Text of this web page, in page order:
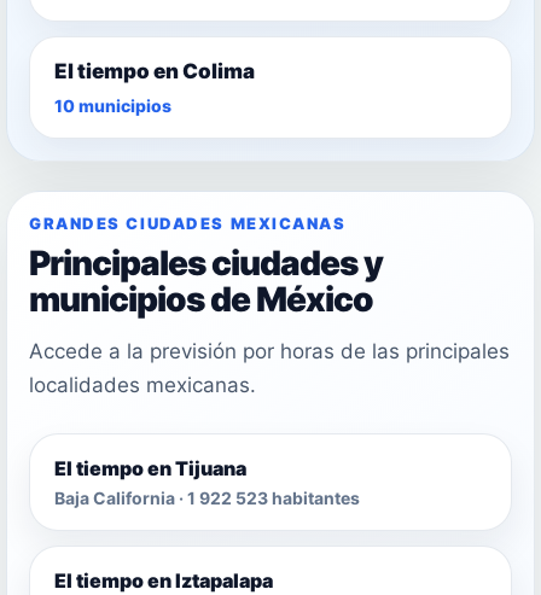
El tiempo en Colima
10 municipios
GRANDES CIUDADES MEXICANAS
Principales ciudades y
municipios de México
Accede a la previsión por horas de las principales
localidades mexicanas.
El tiempo en Tijuana
Baja California · 1 922 523 habitantes
El tiempo en Iztapalapa